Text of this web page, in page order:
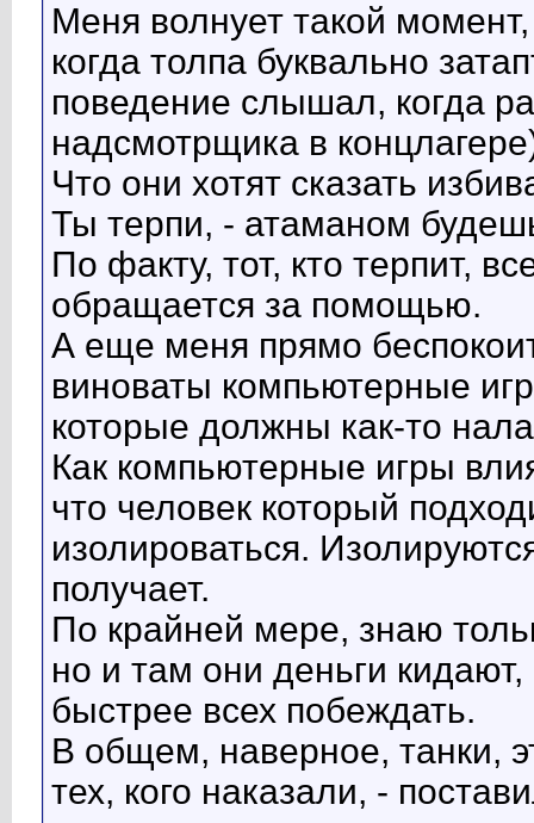
Меня волнует такой
когда толпа буквально
поведение слышал, когда
надсмотрщика в
Что они хотят сказать
Ты терпи, - атаманом
По факту, тот, кто терпит,
обращается за помощью.
А еще меня прямо
виноваты компьютерные
которые должны как-то
Как компьютерные игры
что человек который
изолироваться.
получает.
По крайней мере, знаю
но и там они деньги
быстрее всех побеждать.
В общем, наверное, танки,
тех, кого наказали, -